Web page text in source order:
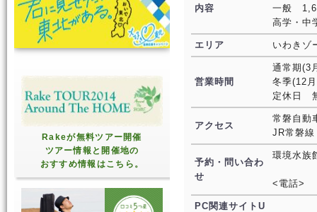
Rakeが無料ツアー開催
ツアー情報と開催地の
おすすめ情報はこちら。
内容
一般
高学・
エリア いわきゾ
営業時間
通常期(3
冬季(12
定休日
アクセス
常磐自動
JR常磐
予約・問い合わ
せ
環境水族
<電話>
PC関連サイトU